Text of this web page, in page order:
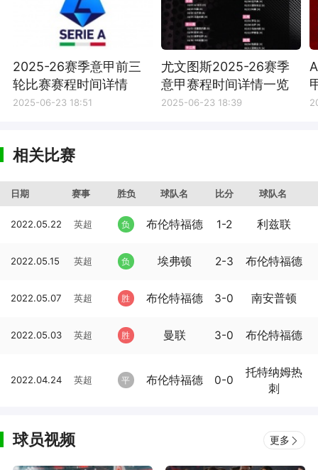
2025-26赛季意甲前三
轮比赛赛程时间详情
2025-06-23 18:51
尤文图斯2025-26赛季
意甲赛程时间详情一览
2025-06-23 18:39
相关比赛
日期 赛事 胜负 球队名 比分 球队名
2022.05.22 英超 负 布伦特福德 1-2 利兹联
2022.05.15 英超 负 埃弗顿 2-3 布伦特福德
2022.05.07 英超 胜 布伦特福德 3-0 南安普顿
2022.05.03 英超 胜 曼联 3-0 布伦特福德
2022.04.24 英超 平 布伦特福德 0-0
托特纳姆热
刺
球员视频 更多